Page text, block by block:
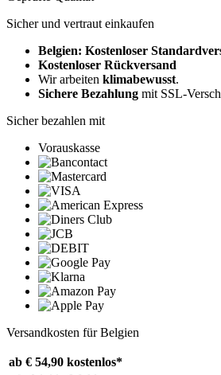
Sicher und vertraut einkaufen
Belgien: Kostenloser
Kostenloser Rückversand
Wir arbeiten klimabewusst.
Sichere Bezahlung mit SSL-
Sicher bezahlen mit
Vorauskasse
Versandkosten für Belgien
ab € 54,90 kostenlos*